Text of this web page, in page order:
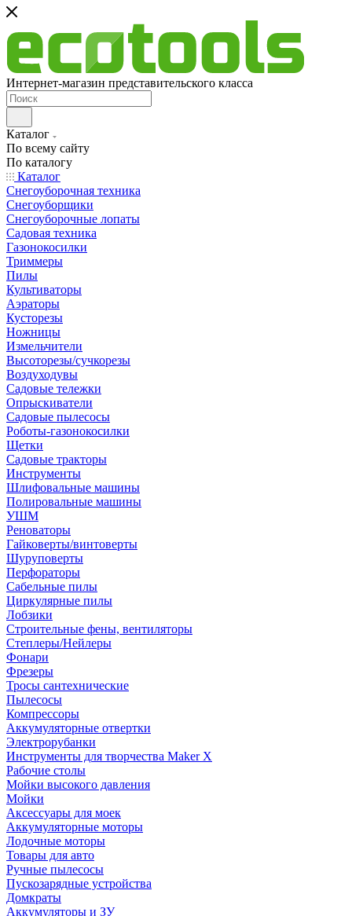
Интернет-магазин представительского класса
Каталог
По всему сайту
По каталогу
Каталог
Снегоуборочная техника
Снегоуборщики
Снегоуборочные лопаты
Садовая техника
Газонокосилки
Триммеры
Пилы
Культиваторы
Аэраторы
Кусторезы
Ножницы
Измельчители
Высоторезы/сучкорезы
Воздуходувы
Садовые тележки
Опрыскиватели
Садовые пылесосы
Роботы-газонокосилки
Щетки
Садовые тракторы
Инструменты
Шлифовальные машины
Полировальные машины
УШМ
Реноваторы
Гайковерты/винтоверты
Шуруповерты
Перфораторы
Сабельные пилы
Циркулярные пилы
Лобзики
Строительные фены, вентиляторы
Степлеры/Нейлеры
Фонари
Фрезеры
Тросы сантехнические
Пылесосы
Компрессоры
Аккумуляторные отвертки
Электрорубанки
Инструменты для творчества Maker X
Рабочие столы
Мойки высокого давления
Мойки
Аксессуары для моек
Аккумуляторные моторы
Лодочные моторы
Товары для авто
Ручные пылесосы
Пускозарядные устройства
Домкраты
Аккумуляторы и ЗУ